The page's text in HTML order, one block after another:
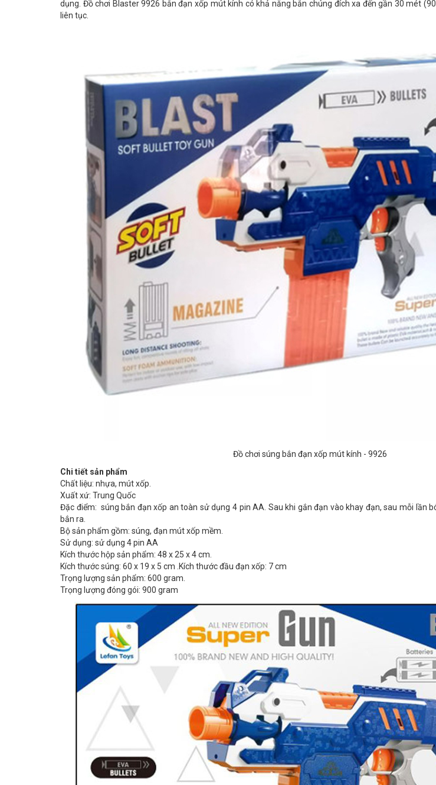
dụng. Đồ chơi Blaster 9926 bắn đạn xốp mút kính có khả năng bắn chúng đích xa đến gần 30 mét
liên tục.
Đồ chơi súng bắn đạn xốp mút kính - 9926
Chi tiết sản phẩm
Chất liệu: nhựa, mút xốp.
Xuất xứ: Trung Quốc
Đặc điểm: súng bắn đạn xốp an toàn sử dụng 4 pin AA. Sau khi gắn đạn vào khay đạn, sau mỗi lần
bắn ra.
Bộ sản phẩm gồm: súng, đạn mút xốp mềm.
Sử dụng: sử dụng 4 pin AA
Kích thước hộp sản phẩm: 48 x 25 x 4 cm.
Kích thước súng: 60 x 19 x 5 cm .Kích thước đầu đạn xốp: 7 cm
Trọng lượng sản phẩm: 600 gram.
Trọng lượng đóng gói: 900 gram